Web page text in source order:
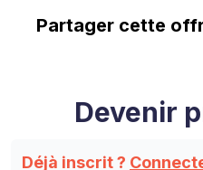
Partager cette
Devenir
Déjà inscrit ?